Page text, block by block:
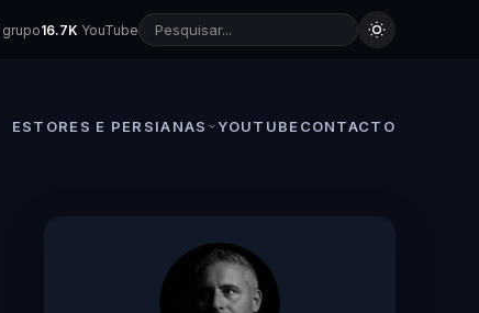
grupo16.7K YouTube
ESTORES E PERSIANAS YOUTUBE CONTACTO